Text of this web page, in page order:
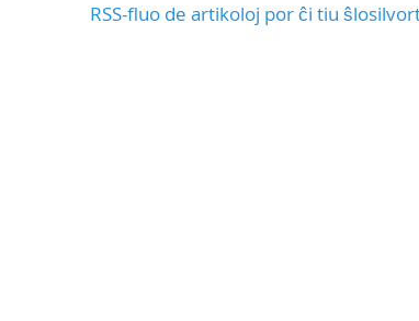
RSS-fluo de artikoloj por ĉi tiu